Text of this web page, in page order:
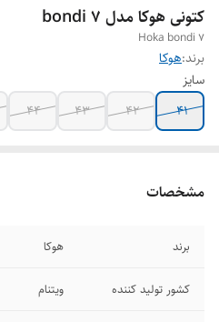
کتونی هوکا مدل bondi 7
Hoka bondi 7
برند:هوکا
سایز
41
42
43
44
مشخصات
برند هوکا
کشور تولید کننده ویتنام